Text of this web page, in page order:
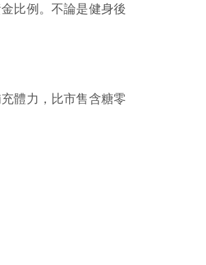
比例。不論是健身後
體力，比市售含糖零